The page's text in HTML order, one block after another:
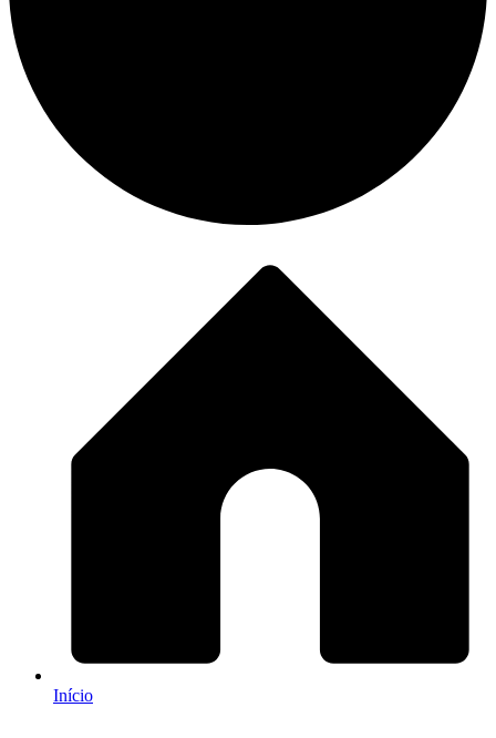
Início